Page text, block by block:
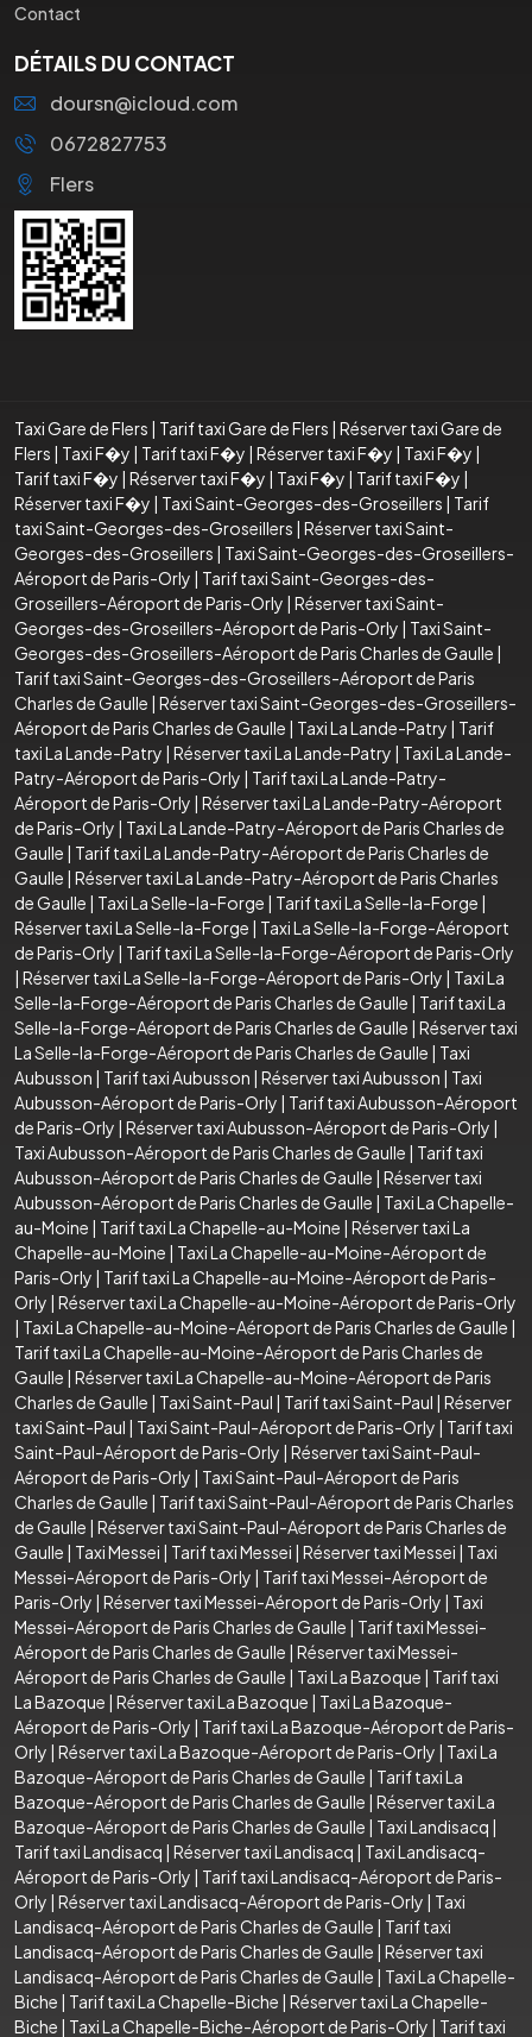
Contact
DÉTAILS DU CONTACT
doursn@icloud.com
0672827753
Flers
Taxi Gare de Flers | Tarif taxi Gare de Flers | Réserver taxi Gare de
Flers | Taxi F�y | Tarif taxi F�y | Réserver taxi F�y | Taxi F�y |
Tarif taxi F�y | Réserver taxi F�y | Taxi F�y | Tarif taxi F�y |
Réserver taxi F�y | Taxi Saint-Georges-des-Groseillers | Tarif
taxi Saint-Georges-des-Groseillers | Réserver taxi Saint-
Georges-des-Groseillers | Taxi Saint-Georges-des-Groseillers-
Aéroport de Paris-Orly | Tarif taxi Saint-Georges-des-
Groseillers-Aéroport de Paris-Orly | Réserver taxi Saint-
Georges-des-Groseillers-Aéroport de Paris-Orly | Taxi Saint-
Georges-des-Groseillers-Aéroport de Paris Charles de Gaulle |
Tarif taxi Saint-Georges-des-Groseillers-Aéroport de Paris
Charles de Gaulle | Réserver taxi Saint-Georges-des-Groseillers-
Aéroport de Paris Charles de Gaulle | Taxi La Lande-Patry | Tarif
taxi La Lande-Patry | Réserver taxi La Lande-Patry | Taxi La Lande-
Patry-Aéroport de Paris-Orly | Tarif taxi La Lande-Patry-
Aéroport de Paris-Orly | Réserver taxi La Lande-Patry-Aéroport
de Paris-Orly | Taxi La Lande-Patry-Aéroport de Paris Charles de
Gaulle | Tarif taxi La Lande-Patry-Aéroport de Paris Charles de
Gaulle | Réserver taxi La Lande-Patry-Aéroport de Paris Charles
de Gaulle | Taxi La Selle-la-Forge | Tarif taxi La Selle-la-Forge |
Réserver taxi La Selle-la-Forge | Taxi La Selle-la-Forge-Aéroport
de Paris-Orly | Tarif taxi La Selle-la-Forge-Aéroport de Paris-Orly
| Réserver taxi La Selle-la-Forge-Aéroport de Paris-Orly | Taxi La
Selle-la-Forge-Aéroport de Paris Charles de Gaulle | Tarif taxi La
Selle-la-Forge-Aéroport de Paris Charles de Gaulle | Réserver taxi
La Selle-la-Forge-Aéroport de Paris Charles de Gaulle | Taxi
Aubusson | Tarif taxi Aubusson | Réserver taxi Aubusson | Taxi
Aubusson-Aéroport de Paris-Orly | Tarif taxi Aubusson-Aéroport
de Paris-Orly | Réserver taxi Aubusson-Aéroport de Paris-Orly |
Taxi Aubusson-Aéroport de Paris Charles de Gaulle | Tarif taxi
Aubusson-Aéroport de Paris Charles de Gaulle | Réserver taxi
Aubusson-Aéroport de Paris Charles de Gaulle | Taxi La Chapelle-
au-Moine | Tarif taxi La Chapelle-au-Moine | Réserver taxi La
Chapelle-au-Moine | Taxi La Chapelle-au-Moine-Aéroport de
Paris-Orly | Tarif taxi La Chapelle-au-Moine-Aéroport de Paris-
Orly | Réserver taxi La Chapelle-au-Moine-Aéroport de Paris-Orly
| Taxi La Chapelle-au-Moine-Aéroport de Paris Charles de Gaulle |
Tarif taxi La Chapelle-au-Moine-Aéroport de Paris Charles de
Gaulle | Réserver taxi La Chapelle-au-Moine-Aéroport de Paris
Charles de Gaulle | Taxi Saint-Paul | Tarif taxi Saint-Paul | Réserver
taxi Saint-Paul | Taxi Saint-Paul-Aéroport de Paris-Orly | Tarif taxi
Saint-Paul-Aéroport de Paris-Orly | Réserver taxi Saint-Paul-
Aéroport de Paris-Orly | Taxi Saint-Paul-Aéroport de Paris
Charles de Gaulle | Tarif taxi Saint-Paul-Aéroport de Paris Charles
de Gaulle | Réserver taxi Saint-Paul-Aéroport de Paris Charles de
Gaulle | Taxi Messei | Tarif taxi Messei | Réserver taxi Messei | Taxi
Messei-Aéroport de Paris-Orly | Tarif taxi Messei-Aéroport de
Paris-Orly | Réserver taxi Messei-Aéroport de Paris-Orly | Taxi
Messei-Aéroport de Paris Charles de Gaulle | Tarif taxi Messei-
Aéroport de Paris Charles de Gaulle | Réserver taxi Messei-
Aéroport de Paris Charles de Gaulle | Taxi La Bazoque | Tarif taxi
La Bazoque | Réserver taxi La Bazoque | Taxi La Bazoque-
Aéroport de Paris-Orly | Tarif taxi La Bazoque-Aéroport de Paris-
Orly | Réserver taxi La Bazoque-Aéroport de Paris-Orly | Taxi La
Bazoque-Aéroport de Paris Charles de Gaulle | Tarif taxi La
Bazoque-Aéroport de Paris Charles de Gaulle | Réserver taxi La
Bazoque-Aéroport de Paris Charles de Gaulle | Taxi Landisacq |
Tarif taxi Landisacq | Réserver taxi Landisacq | Taxi Landisacq-
Aéroport de Paris-Orly | Tarif taxi Landisacq-Aéroport de Paris-
Orly | Réserver taxi Landisacq-Aéroport de Paris-Orly | Taxi
Landisacq-Aéroport de Paris Charles de Gaulle | Tarif taxi
Landisacq-Aéroport de Paris Charles de Gaulle | Réserver taxi
Landisacq-Aéroport de Paris Charles de Gaulle | Taxi La Chapelle-
Biche | Tarif taxi La Chapelle-Biche | Réserver taxi La Chapelle-
Biche | Taxi La Chapelle-Biche-Aéroport de Paris-Orly | Tarif taxi